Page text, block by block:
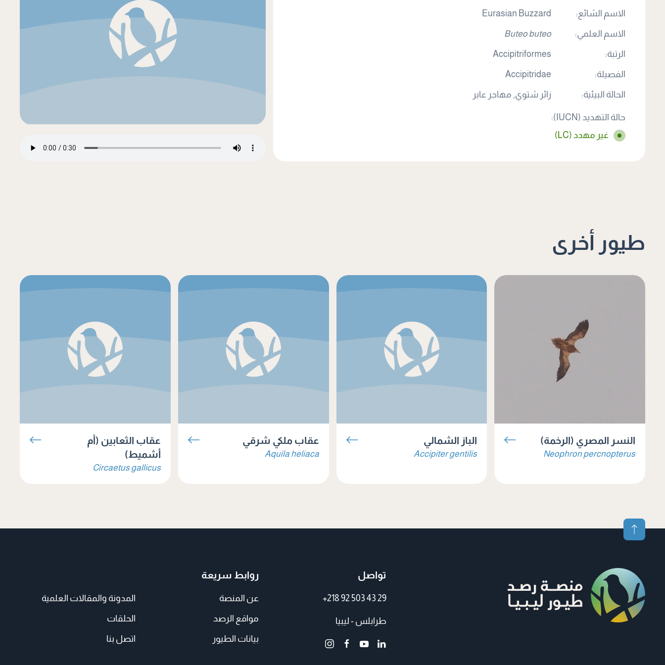
الاسم الشائع: Eurasian Buzzard
الاسم العلمي: Buteo buteo
الرتبة: Accipitriformes
الفصيلة: Accipitridae
الحالة البيئية: زائر شتوي, مهاجر عابر
حالة التهديد (IUCN):
غير مهدد (LC)
طيور أخرى
النسر المصري (الرخمة)
Neophron percnopterus
الباز الشمالي
Accipiter gentilis
عقاب ملكي شرقي
Aquila heliaca
عقاب الثعابين (أم
أشميط)
Circaetus gallicus
تواصل
+218 92 503 43 29
طرابلس - ليبيا
روابط سريعة
عن المنصة المدونة والمقالات العلمية
مواقع الرصد الحلقات
بيانات الطيور اتصل بنا